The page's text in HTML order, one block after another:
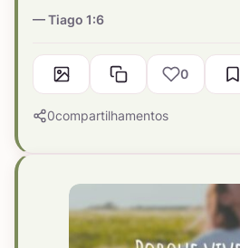
Tiago 1:6
0
0compartilhamentos